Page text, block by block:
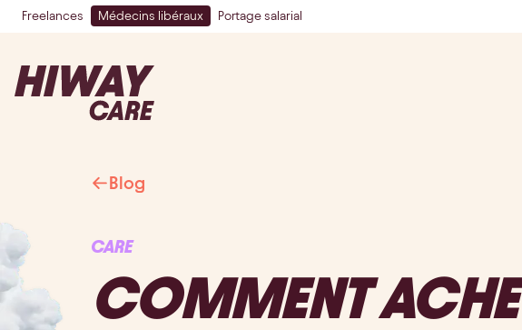
Freelances Médecins libéraux Portage salarial
Blog
CARE
COMMENT